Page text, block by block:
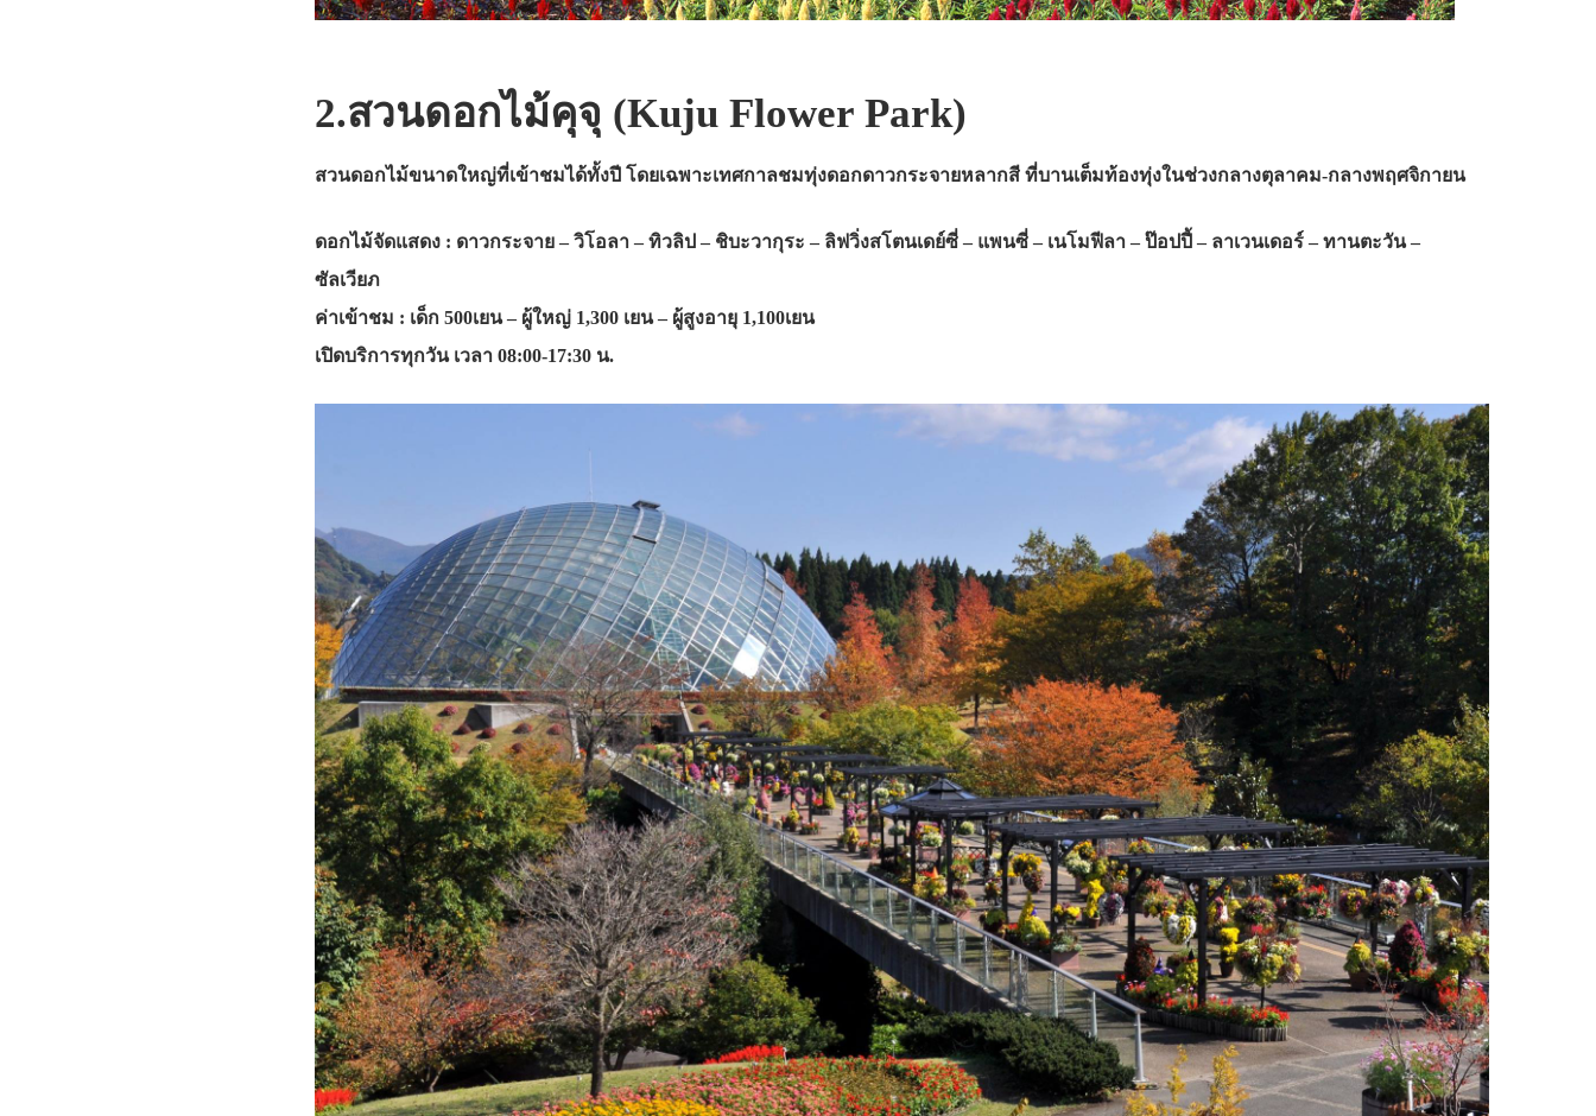
2.สวนดอกไม้คุจุ (Kuju Flower Park)
สวนดอกไม้ขนาดใหญ่ที่เข้าชมได้ทั้งปี โดยเฉพาะเทศกาลชมทุ่งดอกดาวกระจายหลากสี ที่บานเต็มท้องทุ่งในช่วงกลางตุลาคม-กลางพฤศจิกายน
ดอกไม้จัดแสดง : ดาวกระจาย – วิโอลา – ทิวลิป – ชิบะวากุระ – ลิฟวิ่งสโตนเดย์ซี่ – แพนซี่ – เนโมฟีลา – ป๊อปปี้ – ลาเวนเดอร์ – ทานตะวัน –
ซัลเวียภ
ค่าเข้าชม : เด็ก 500เยน – ผู้ใหญ่ 1,300 เยน – ผู้สูงอายุ 1,100เยน
เปิดบริการทุกวัน เวลา 08:00-17:30 น.